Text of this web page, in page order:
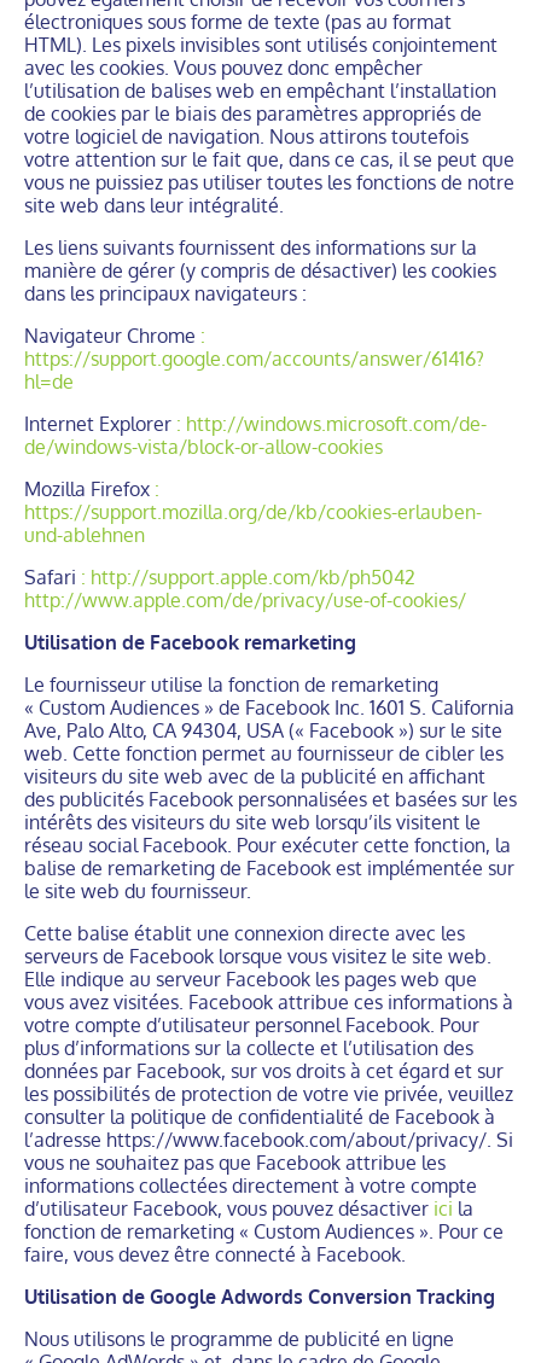
électroniques sous forme de texte (pas au format
HTML). Les pixels invisibles sont utilisés conjointement
avec les cookies. Vous pouvez donc empêcher
l’utilisation de balises web en empêchant l’installation
de cookies par le biais des paramètres appropriés de
votre logiciel de navigation. Nous attirons toutefois
votre attention sur le fait que, dans ce cas, il se peut que
vous ne puissiez pas utiliser toutes les fonctions de notre
site web dans leur intégralité.
Les liens suivants fournissent des informations sur la
manière de gérer (y compris de désactiver) les cookies
dans les principaux navigateurs :
Navigateur Chrome :
https://support.google.com/accounts/answer/61416?
hl=de
Internet Explorer : http://windows.microsoft.com/de-
de/windows-vista/block-or-allow-cookies
Mozilla Firefox :
https://support.mozilla.org/de/kb/cookies-erlauben-
und-ablehnen
Safari : http://support.apple.com/kb/ph5042
http://www.apple.com/de/privacy/use-of-cookies/
Utilisation de Facebook remarketing
Le fournisseur utilise la fonction de remarketing
« Custom Audiences » de Facebook Inc. 1601 S. California
Ave, Palo Alto, CA 94304, USA (« Facebook ») sur le site
web. Cette fonction permet au fournisseur de cibler les
visiteurs du site web avec de la publicité en affichant
des publicités Facebook personnalisées et basées sur les
intérêts des visiteurs du site web lorsqu’ils visitent le
réseau social Facebook. Pour exécuter cette fonction, la
balise de remarketing de Facebook est implémentée sur
le site web du fournisseur.
Cette balise établit une connexion directe avec les
serveurs de Facebook lorsque vous visitez le site web.
Elle indique au serveur Facebook les pages web que
vous avez visitées. Facebook attribue ces informations à
votre compte d’utilisateur personnel Facebook. Pour
plus d’informations sur la collecte et l’utilisation des
données par Facebook, sur vos droits à cet égard et sur
les possibilités de protection de votre vie privée, veuillez
consulter la politique de confidentialité de Facebook à
l’adresse https://www.facebook.com/about/privacy/. Si
vous ne souhaitez pas que Facebook attribue les
informations collectées directement à votre compte
d’utilisateur Facebook, vous pouvez désactiver ici la
fonction de remarketing « Custom Audiences ». Pour ce
faire, vous devez être connecté à Facebook.
Utilisation de Google Adwords Conversion Tracking
Nous utilisons le programme de publicité en ligne